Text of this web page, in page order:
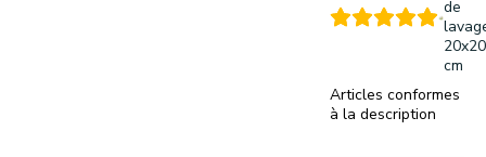
de
20x20
cm
Articles conformes
à la description